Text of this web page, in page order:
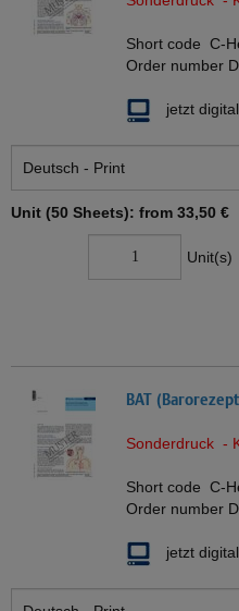
Short code C-
Order number
jetzt
Unit (50 Sheets): from 33,50 €
Unit(s)
BAT
Sonderdruck -
Short code C-
Order number
jetzt